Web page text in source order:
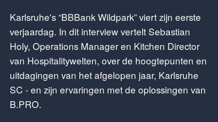
Karlsruhe's “BBBank Wildpark” viert zijn eerste
verjaardag. In dit interview vertelt Sebastian
Holy, Operations Manager en Kitchen Director
van Hospitalitywelten, over de hoogtepunten en
uitdagingen van het afgelopen jaar, Karlsruhe
SC - en zijn ervaringen met de oplossingen van
B.PRO.